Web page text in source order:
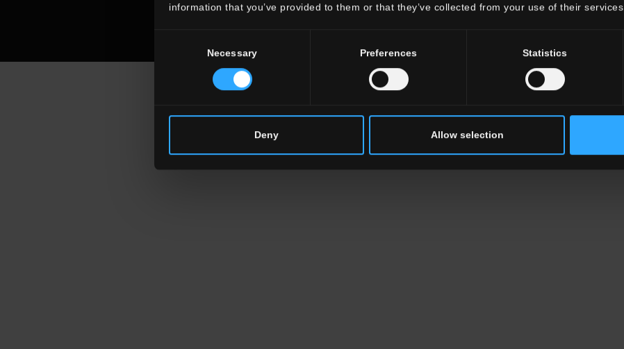
information that you’ve provided to them or that they’ve collected from your use of their services.
Necessary Preferences Statistics
Deny Allow selection